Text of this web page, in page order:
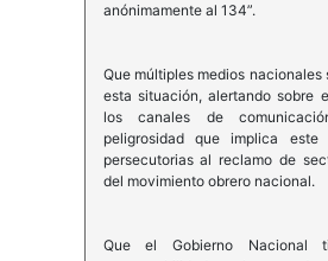
anónimamente al 134”.
Que múltiples medios
esta situación, alertando sobre
los canales de
peligrosidad que implica
persecutorias al reclamo de
del movimiento obrero nacional.
Que el Gobierno Nacional